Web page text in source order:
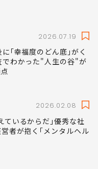
2026.07.19
｢幸福度のどん底｣がく
わかった"人生の谷"が
2026.02.08
ているからだ｣優秀な社
者が抱く｢メンタルヘル